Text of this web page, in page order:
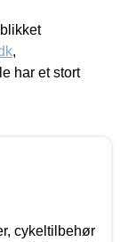
,
har et stort
cykeltilbehør